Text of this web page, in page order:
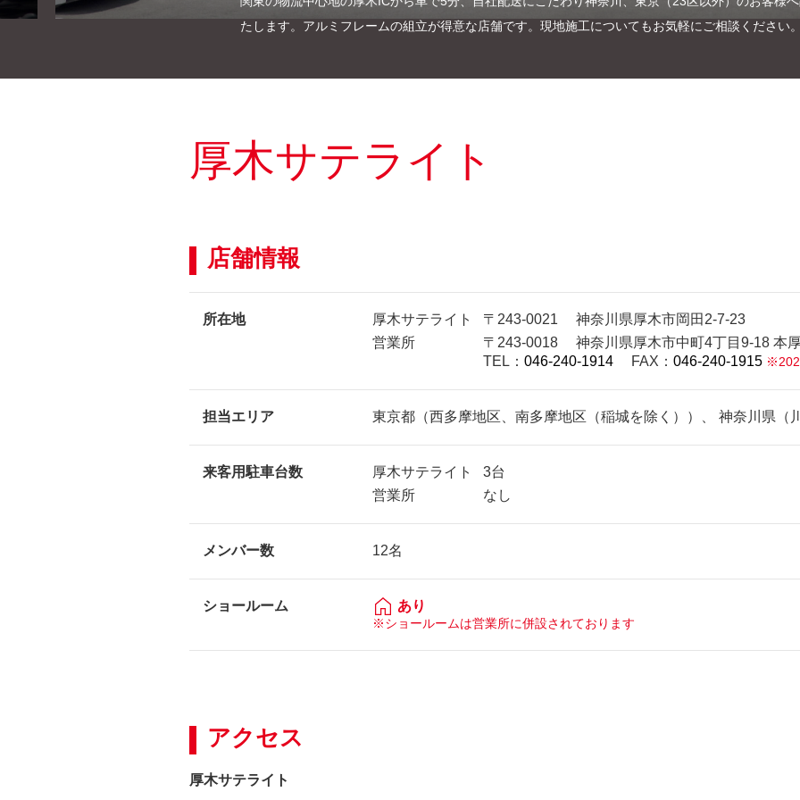
たします。アルミフレームの組立が得意な店舗です。現地施工についてもお気軽にご相談ください。
厚木サテライト
店舗情報
所在地 厚木サテライト 〒243-0021
神奈川県厚木市岡田2-7-23
営業所
〒243-0018
神奈川県厚木市中町4丁目9-18 本
TEL： 046-240-1914 FAX： 046-240-1915
担当エリア 東京都（西多摩地区、南多摩地区（稲城を除く））、 神奈川県（
来客用駐車台数 厚木サテライト
3台
営業所
なし
メンバー数 12名
ショールーム あり
※ショールームは営業所に併設されております
アクセス
厚木サテライト